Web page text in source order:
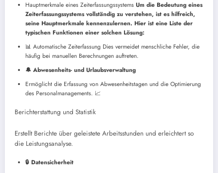
Hauptmerkmale eines Zeiterfassungssystems Um die Bedeutung eines
Zeiterfassungssystems vollständig zu verstehen, ist es hilfreich,
seine Hauptmerkmale kennenzulernen. Hier ist eine Liste der
typischen Funktionen einer solchen Lösung:
📊 Automatische Zeiterfassung Dies vermeidet menschliche Fehler, die
häufig bei manuellen Berechnungen auftreten.
🔔 Abwesenheits- und Urlaubsverwaltung
Ermöglicht die Erfassung von Abwesenheitstagen und die Optimierung
des Personalmanagements. 📈
Berichterstattung und Statistik
Erstellt Berichte über geleistete Arbeitsstunden und erleichtert so
die Leistungsanalyse.
🔒 Datensicherheit